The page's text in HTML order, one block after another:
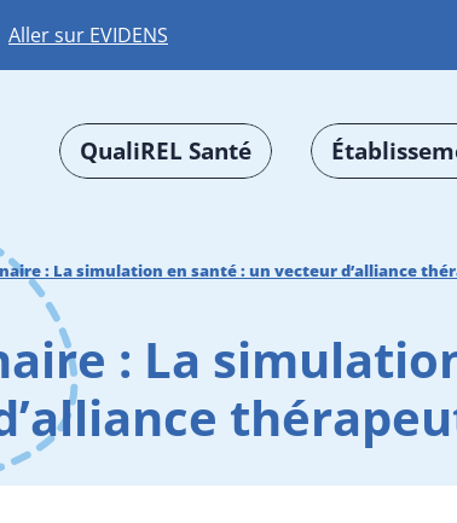
Aller sur EVIDENS
QualiREL Santé
: La simulation en santé : un vecteur d’alliance
: La